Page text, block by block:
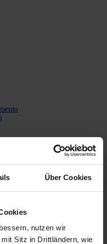
Über Cookies
nutzen wir
Sitz in Drittländern, wie